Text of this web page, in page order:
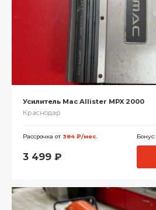
Усилитель Mac Allister MPX 2000
Краснодар
Рассрочка от 384 ₽/мес. Бонус:
3 499 ₽